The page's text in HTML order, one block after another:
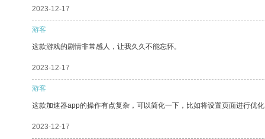
2023-12-17
游客
这款游戏的剧情非常感人，让我久久不能忘怀。
2023-12-17
游客
这款加速器app的操作有点复杂，可以简化一下，比如将设置页面进行优
2023-12-17